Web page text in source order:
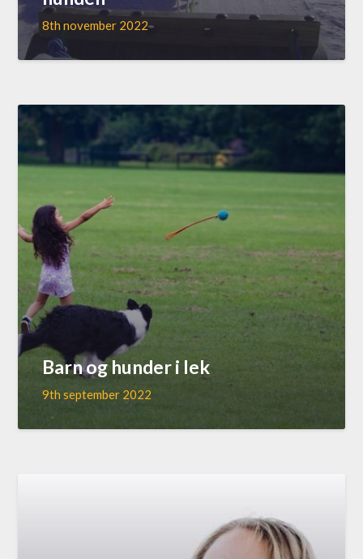
8th november 2022
Barn og hunder i lek
9th september 2022